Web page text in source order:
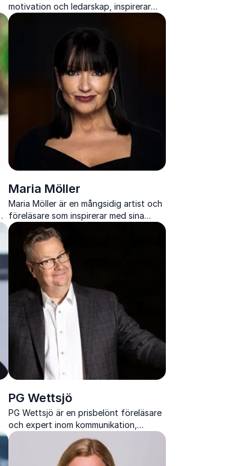
motivation och ledarskap, inspirerar
med humor och konkreta metoder för
att stärka drivkraft och arbetsglädje.
Maria Möller
Maria Möller är en mångsidig artist och
föreläsare som inspirerar med sina
kunskaper om kommunikation, röstens
kraft och personlig utveckling.
PG Wettsjö
PG Wettsjö är en prisbelönt föreläsare
och expert inom kommunikation,
motivation och försäljning. Med över
3500 föreläsningar engagerar han med
humor och praktiska exempel.